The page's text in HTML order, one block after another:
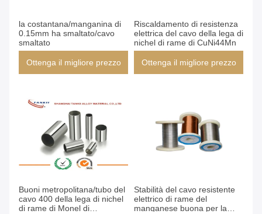
la costantana/manganina di
0.15mm ha smaltato/cavo
smaltato
Ottenga il migliore prezzo
Riscaldamento di resistenza
elettrica del cavo della lega di
nichel di rame di CuNi44Mn
Ottenga il migliore prezzo
Buoni metropolitana/tubo del
cavo 400 della lega di nichel
di rame di Monel di
Stabilità del cavo resistente
elettrico di rame del
manganese buona per la